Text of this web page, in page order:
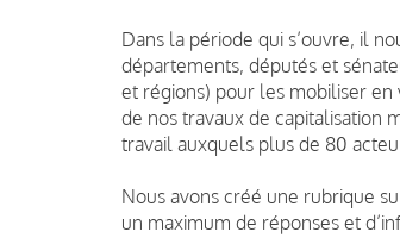
Dans la période qui s’ouvre, il
départements, députés et
et régions) pour les mobiliser en
de nos travaux de capitalisation
travail auxquels plus de 80
Nous avons créé une rubrique
un maximum de réponses et